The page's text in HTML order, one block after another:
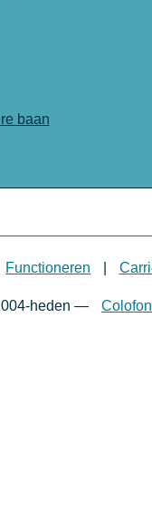
baan
Functioneren
heden— Colofon